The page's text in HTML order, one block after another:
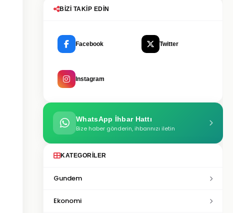
BIZI TAKIP EDIN
Facebook Twitter
Instagram
WhatsApp İhbar Hattı
Bize haber gönderin, ihbarınızı iletin
KATEGORILER
Gundem
Ekonomi